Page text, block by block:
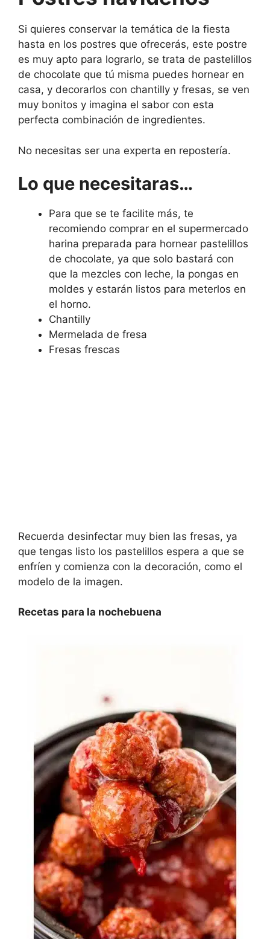
Si quieres conservar la temática de la fiesta
hasta en los postres que ofrecerás, este postre
es muy apto para lograrlo, se trata de pastelillos
de chocolate que tú misma puedes hornear en
casa, y decorarlos con chantilly y fresas, se ven
muy bonitos y imagina el sabor con esta
perfecta combinación de ingredientes.
No necesitas ser una experta en repostería.
Lo que necesitaras…
Para que se te facilite más, te
recomiendo comprar en el supermercado
harina preparada para hornear pastelillos
de chocolate, ya que solo bastará con
que la mezcles con leche, la pongas en
moldes y estarán listos para meterlos en
el horno.
Chantilly
Mermelada de fresa
Fresas frescas
Recuerda desinfectar muy bien las fresas, ya
que tengas listo los pastelillos espera a que se
enfríen y comienza con la decoración, como el
modelo de la imagen.
Recetas para la nochebuena